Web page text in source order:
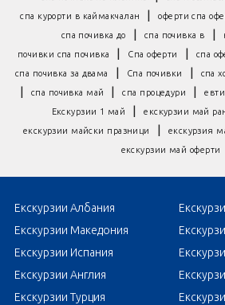
спа курорти в каймакчалан |оферти спа
спа почивка до | спа почивка в |
почивки спа почивка | Спа оферти | спа
спа почивка за двама | Спа почивки | спа
| спа почивка май |спа процедури |
Екскурзии 1 май |екскурзии май
екскурзии майски празници | екскурзия
екскурзии май оферти
Екскурзии Албания
Екскурзии Македония
Екскурзии Испания
Екскурзии Англия
Екскурзии Турция